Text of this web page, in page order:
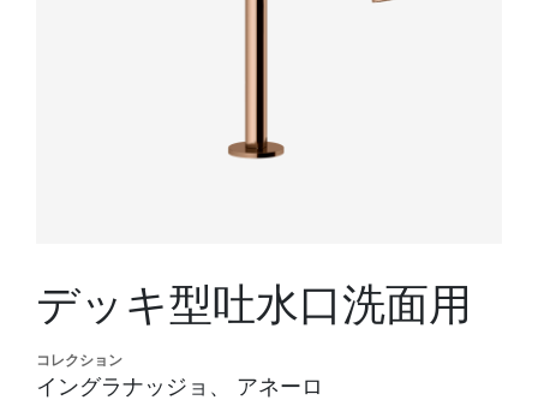
デッキ型吐水口洗面用
コレクション
イングラナッジョ、 アネーロ